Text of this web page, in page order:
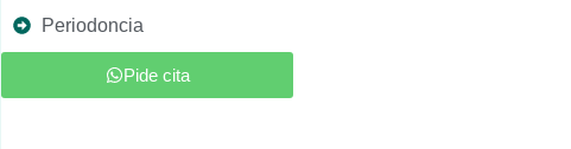
Periodoncia
Pide cita